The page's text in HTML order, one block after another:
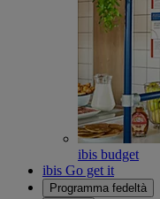
ibis budget
ibis Go get it
Programma fedeltà